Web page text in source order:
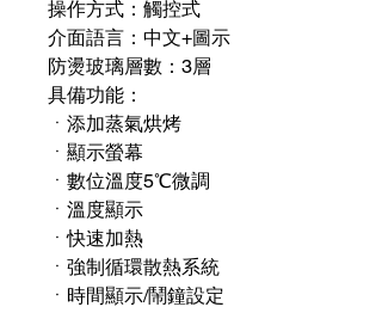
操作方式：觸控式
介面語言：中文+圖示
防燙玻璃層數：3層
具備功能：
ㆍ添加蒸氣烘烤
ㆍ顯示螢幕
ㆍ數位溫度5℃微調
ㆍ溫度顯示
ㆍ快速加熱
ㆍ強制循環散熱系統
ㆍ時間顯示/鬧鐘設定